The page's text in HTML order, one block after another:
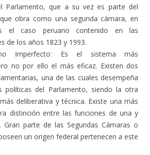
Parlamento, que a su vez es parte del
obra como una segunda cámara, en
el caso peruano contenido en las
de los años 1823 y 1993.
Imperfecto: Es el sistema más
no por ello el más eficaz. Existen dos
una de las cuales desempeña
políticas del Parlamento, siendo la otra
deliberativa y técnica. Existe una más
distinción entre las funciones de una y
Gran parte de las Segundas Cámaras o
un origen federal pertenecen a este